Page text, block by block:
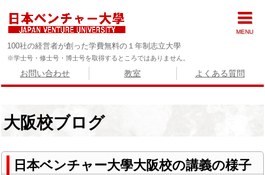
100社の経営者が創った学費無料の１年制志立大學
※学士号・修士号・博士号を取得するところではありません。
お問い合わせ 教室 よくある質問
大阪校ブログ
日本ベンチャー大學大阪校の講義の様子
MENU